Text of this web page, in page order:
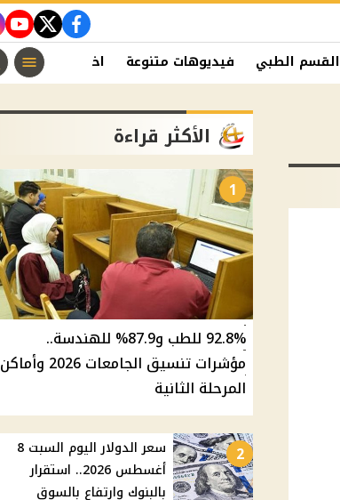
facebook
twitter
القسم الطبي فيديوهات متنوعة اخبار الفن
الأكثر قراءة
1
92.8% للطب و87.9% للهندسة..
مؤشرات تنسيق الجامعات 2026 وأماكن
المرحلة الثانية
2
سعر الدولار اليوم السبت 8
أغسطس 2026.. استقرار
بالبنوك وارتفاع بالسوق